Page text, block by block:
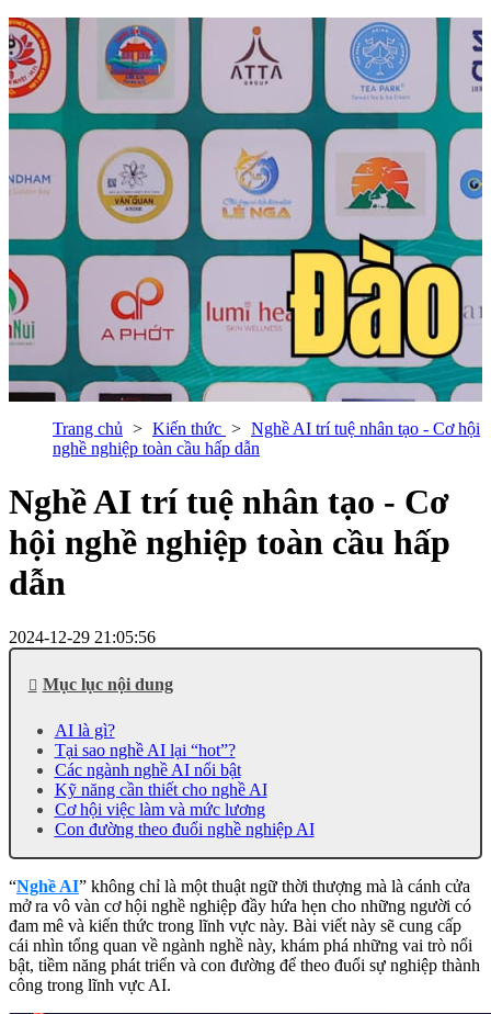
Trang chủ Kiến thức
Nghề AI trí tuệ nhân tạo - Cơ hội
nghề nghiệp toàn cầu hấp dẫn
Nghề AI trí tuệ nhân tạo - Cơ
hội nghề nghiệp toàn cầu hấp
dẫn
2024-12-29 21:05:56
Mục lục nội dung
AI là gì?
Tại sao nghề AI lại “hot”?
Các ngành nghề AI nổi bật
Kỹ năng cần thiết cho nghề AI
Cơ hội việc làm và mức lương
Con đường theo đuổi nghề nghiệp AI
“Nghề AI” không chỉ là một thuật ngữ thời thượng mà là cánh cửa
mở ra vô vàn cơ hội nghề nghiệp đầy hứa hẹn cho những người có
đam mê và kiến ​​thức trong lĩnh vực này. Bài viết này sẽ cung cấp
cái nhìn tổng quan về ngành nghề này, khám phá những vai trò nổi
bật, tiềm năng phát triển và con đường để theo đuổi sự nghiệp thành
công trong lĩnh vực AI.